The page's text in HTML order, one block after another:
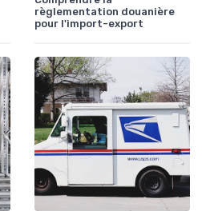
règlementation douanière
pour l'import-export